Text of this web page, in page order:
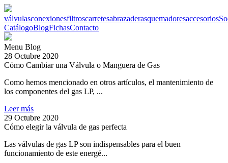
válvulasconexionesfiltroscarretesabrazaderasquemadoresaccesorios
CatálogoBlogFichasContacto
Menu Blog
28 Octubre 2020
Cómo Cambiar una Válvula o Manguera de Gas
Como hemos mencionado en otros artículos, el mantenimiento de
los componentes del gas LP, ...
Leer más
29 Octubre 2020
Cómo elegir la válvula de gas perfecta
Las válvulas de gas LP son indispensables para el buen
funcionamiento de este energé...